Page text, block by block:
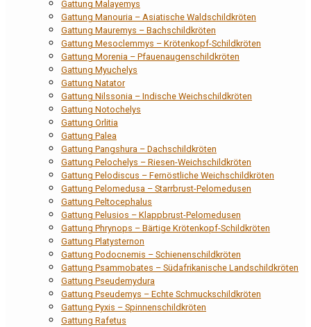
Gattung Malayemys
Gattung Manouria – Asiatische Waldschildkröten
Gattung Mauremys – Bachschildkröten
Gattung Mesoclemmys – Krötenkopf-Schildkröten
Gattung Morenia – Pfauenaugenschildkröten
Gattung Myuchelys
Gattung Natator
Gattung Nilssonia – Indische Weichschildkröten
Gattung Notochelys
Gattung Orlitia
Gattung Palea
Gattung Pangshura – Dachschildkröten
Gattung Pelochelys – Riesen-Weichschildkröten
Gattung Pelodiscus – Fernöstliche Weichschildkröten
Gattung Pelomedusa – Starrbrust-Pelomedusen
Gattung Peltocephalus
Gattung Pelusios – Klappbrust-Pelomedusen
Gattung Phrynops – Bärtige Krötenkopf-Schildkröten
Gattung Platysternon
Gattung Podocnemis – Schienenschildkröten
Gattung Psammobates – Südafrikanische Landschildkröten
Gattung Pseudemydura
Gattung Pseudemys – Echte Schmuckschildkröten
Gattung Pyxis – Spinnenschildkröten
Gattung Rafetus